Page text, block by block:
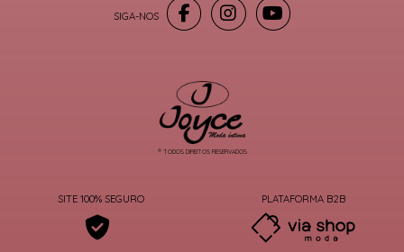
SITE 100% SEGURO PLATAFORMA B2B
® TODOS DIREITOS RESERVADOS